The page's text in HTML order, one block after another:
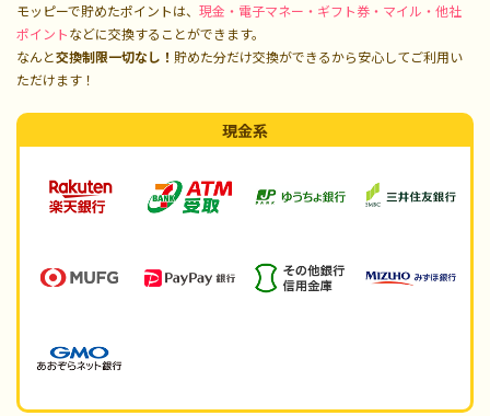
モッピーで貯めたポイントは、 現金・電子マネー・ギフト券・マイル・他社
ポイントなどに交換することができます。
なんと交換制限一切なし！ 貯めた分だけ交換ができるから安心してご利用い
ただけます！
現金系